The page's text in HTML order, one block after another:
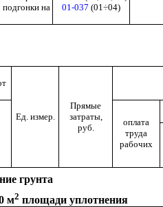
на
01-037 (01÷04)
Ед. измер.
Прямые
затраты,
руб.
оплата
труда
рабочих
грунта
м2 площади уплотнения